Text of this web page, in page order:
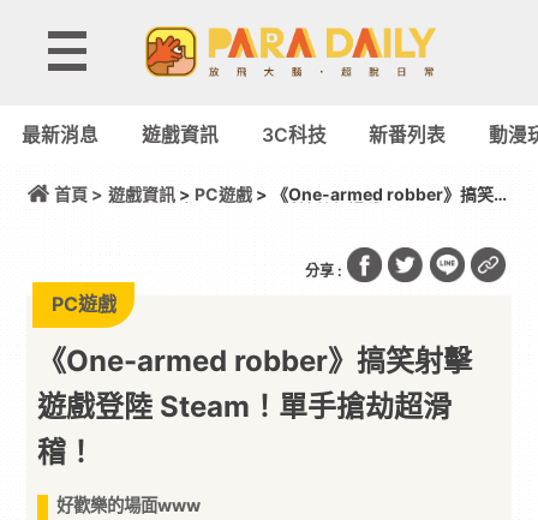
最新消息 遊戲資訊 3C科技 新番列表 動漫
首頁 > 遊戲資訊> PC遊戲> 《One-armed robber》搞笑射
分享 :
PC遊戲
《One-armed robber》搞笑射擊
遊戲登陸 Steam！單手搶劫超滑
稽！
好歡樂的場面www